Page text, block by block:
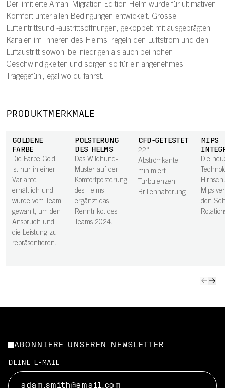
Der limitierte Amani Migration Edition Helm wurde für ultimativen
Komfort unter allen Bedingungen entwickelt. Grosse
Lufteintrittsund -austrittsöffnungen, gekoppelt mit ausgeprägten
Kanälen im Inneren des Helms, regeln den Luftstrom und den
Luftaustritt sowohl bei niedrigen als auch bei hohen
Geschwindigkeiten und sorgen so für ein angenehmes
Tragegefühl, egal wo du fährst.
PRODUKTMERKMALE
GOLDENE
FARBE
Die Farbe Gold
ist nur in einer
Variante
erhältlich und
wurde vom Team
gewählt, um den
Anspruch und
die Leistung zu
repräsentieren.
POLSTERUNG
DES HELMS
Das Wildhund-
Muster auf der
Komfortpolsterung
des Helms
ergänzt das
Renntrikot des
Teams 2024.
CFD-GETESTET
22°
Abströmkante
minimiert
Turbulenzen
Brillenhalterung
MIPS
Die
Mips
den
ABONNIERE UNSEREN NEWSLETTER
DEINE E-MAIL